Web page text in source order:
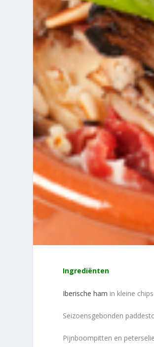
Ingrediënten
Iberische ham in kleine chips
Seizoensgebonden
Pijnboompitten en peterselie